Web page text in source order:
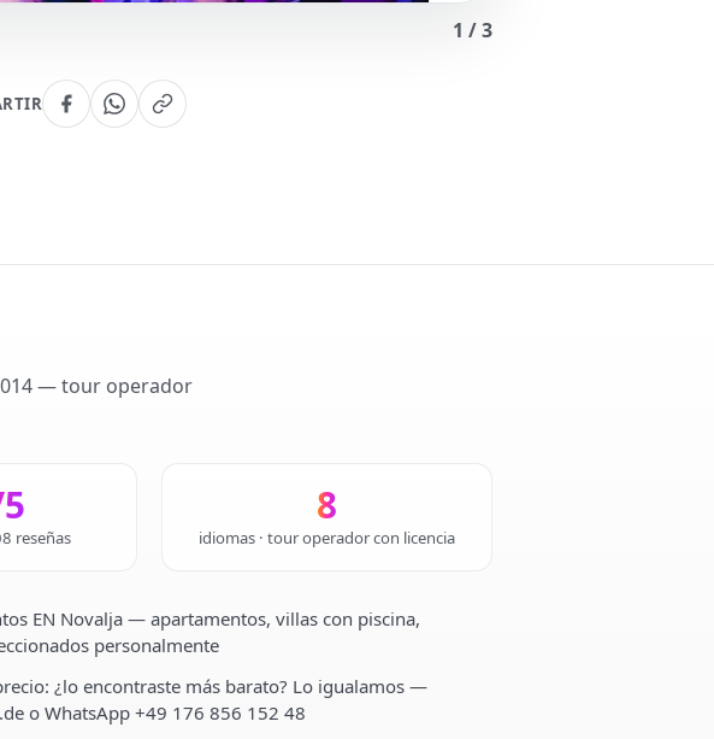
1 /3
— tour operador
reseñas
8
idiomas · tour operador con licencia
EN Novalja — apartamentos, villas con piscina,
personalmente
¿lo encontraste más barato? Lo igualamos —
o WhatsApp +49 176 856 152 48